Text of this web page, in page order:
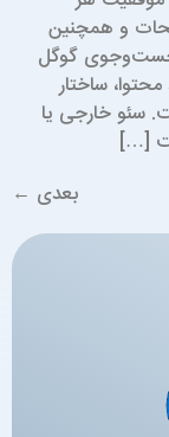
و همچنین
جست‌وجوی گوگل
ساختار
خارجی یا
بعدی←